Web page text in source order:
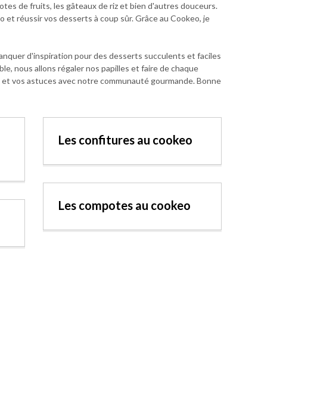
de fruits, les gâteaux de riz et bien d'autres douceurs.
réussir vos desserts à coup sûr. Grâce au Cookeo, je
d'inspiration pour des desserts succulents et faciles
nous allons régaler nos papilles et faire de chaque
vos astuces avec notre communauté gourmande. Bonne
Les confitures au cookeo
Les compotes au cookeo